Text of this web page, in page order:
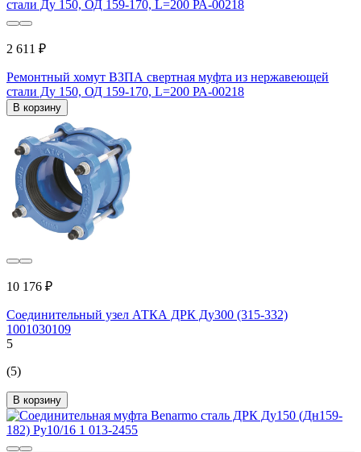
2 611 ₽
Ремонтный хомут ВЗПА свертная муфта из нержавеющей
стали Ду 150, ОД 159-170, L=200 РА-00218
В корзину
10 176 ₽
Соединительный узел АТКА ДРК Ду300 (315-332)
1001030109
5
(5)
В корзину